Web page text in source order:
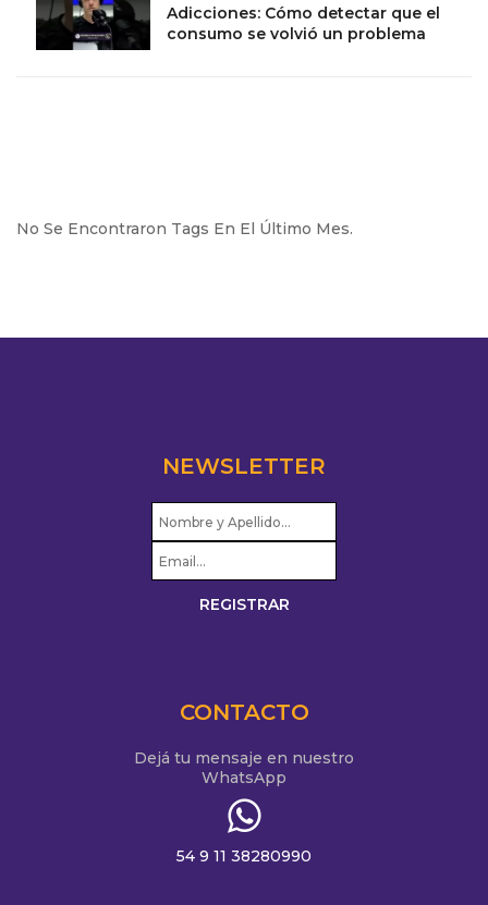
Adicciones: Cómo detectar que el
consumo se volvió un problema
No Se Encontraron Tags En El Último Mes.
NEWSLETTER
CONTACTO
Dejá tu mensaje en nuestro
WhatsApp
54 9 11 38280990